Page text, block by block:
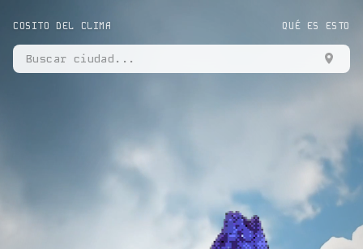
COSITO DEL CLIMA QUÉ ES ESTO